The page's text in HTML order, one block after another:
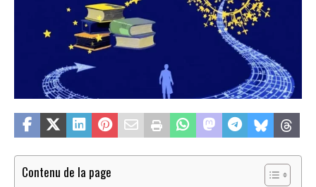
Contenu de la page